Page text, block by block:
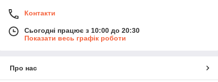
Контакти
Сьогодні працює з 10:00 до 20:30
Показати весь графік роботи
Про нас